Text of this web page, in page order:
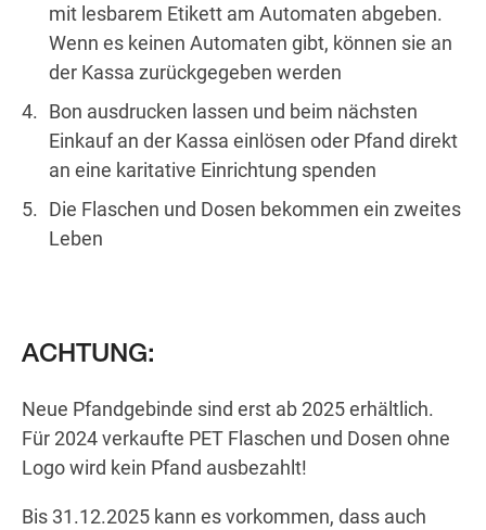
mit lesbarem Etikett am Automaten abgeben.
Wenn es keinen Automaten gibt, können sie an
der Kassa zurückgegeben werden
Bon ausdrucken lassen und beim nächsten
Einkauf an der Kassa einlösen oder Pfand direkt
an eine karitative Einrichtung spenden
Die Flaschen und Dosen bekommen ein zweites
Leben
ACHTUNG:
Neue Pfandgebinde sind erst ab 2025 erhältlich.
Für 2024 verkaufte PET Flaschen und Dosen ohne
Logo wird kein Pfand ausbezahlt!
Bis 31.12.2025 kann es vorkommen, dass auch